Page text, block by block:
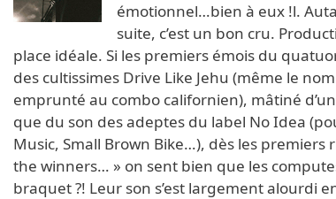
émotionnel…bien à eux !l.
suite, c’est un bon cru.
place idéale. Si les premiers émois du
des cultissimes Drive Like Jehu (même le
emprunté au combo californien), mâtiné
que du son des adeptes du label No Idea
Music, Small Brown Bike…), dès les premiers
the winners… » on sent bien que les
braquet ?! Leur son s’est largement alourdi